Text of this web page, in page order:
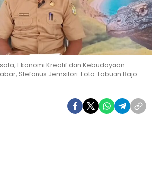
Ekonomi Kreatif dan Kebudayaan
Stefanus Jemsifori. Foto: Labuan Bajo